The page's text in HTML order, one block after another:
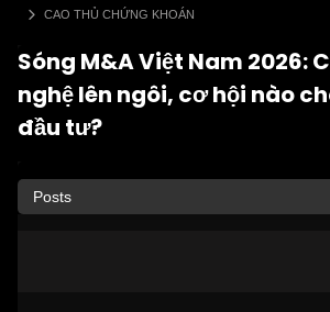
CAO THỦ CHỨNG KHOÁN
Sóng M&A Việt Nam 2026:
nghệ lên ngôi, cơ hội nào
đầu tư?